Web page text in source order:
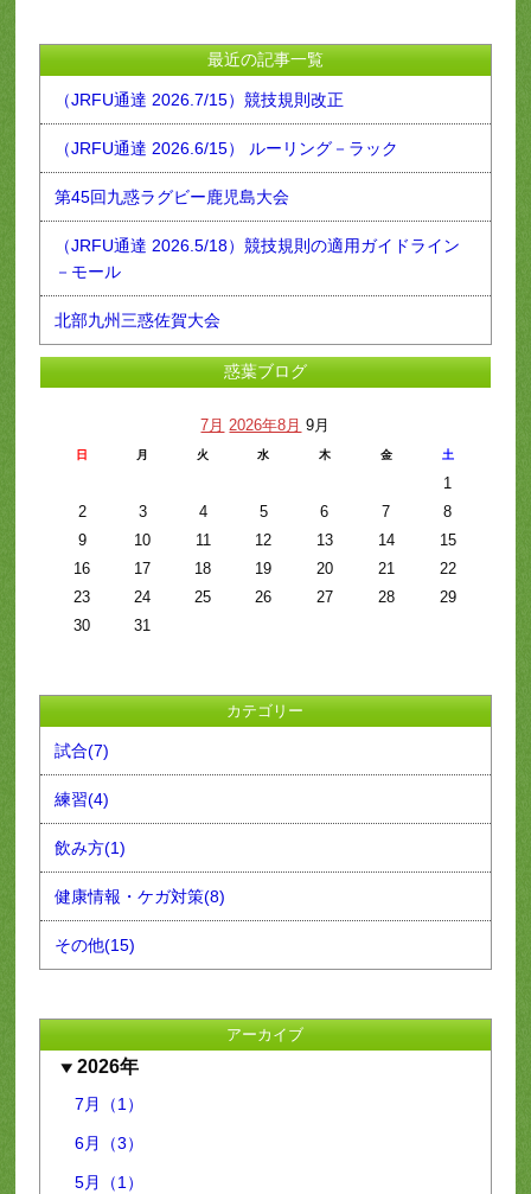
最近の記事一覧
（JRFU通達 2026.7/15）競技規則改正
（JRFU通達 2026.6/15） ルーリング－ラック
第45回九惑ラグビー鹿児島大会
（JRFU通達 2026.5/18）競技規則の適用ガイドライン
－モール
北部九州三惑佐賀大会
惑葉ブログ
7月 2026年8月 9月
日 月 火 水 木 金 土
1
2
3 4 5 6 7
8
9
10 11 12 13 14
15
16
17 18 19 20 21
22
23
24 25 26 27 28
29
30
31
カテゴリー
試合(7)
練習(4)
飲み方(1)
健康情報・ケガ対策(8)
その他(15)
アーカイブ
2026年
7月（1）
6月（3）
5月（1）